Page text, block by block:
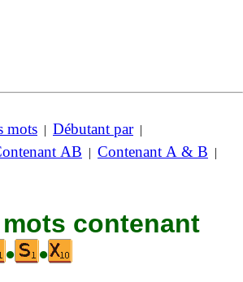
mots | Débutant par|
AB | Contenant A & B |
contenant
• •